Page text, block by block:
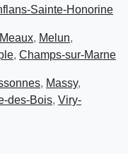
Sainte-Honorine
Meaux, Melun,
, Champs-sur-Marne
, Massy,
des-Bois, Viry-